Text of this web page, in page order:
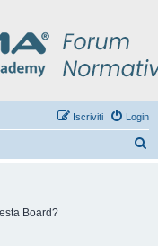
Login
Iscriviti
Board?